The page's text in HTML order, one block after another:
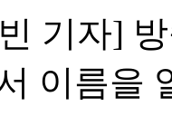
기자]
이름을